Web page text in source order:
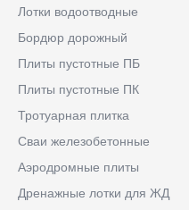
Лотки водоотводные
Бордюр дорожный
Плиты пустотные ПБ
Плиты пустотные ПК
Тротуарная плитка
Сваи железобетонные
Аэродромные плиты
Дренажные лотки для ЖД